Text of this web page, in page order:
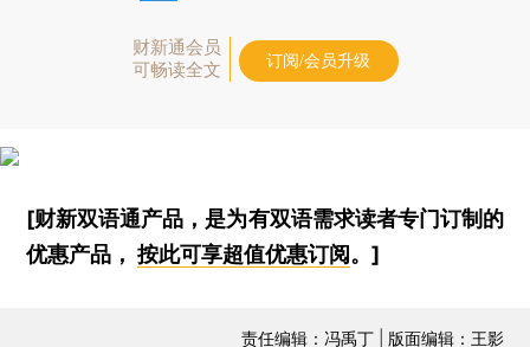
财新通会员
可畅读全文
订阅/会员升级
[财新双语通产品，是为有双语需求读者专门订制的
优惠产品，按此可享超值优惠订阅 。]
责任编辑：冯禹丁 | 版面编辑：王影